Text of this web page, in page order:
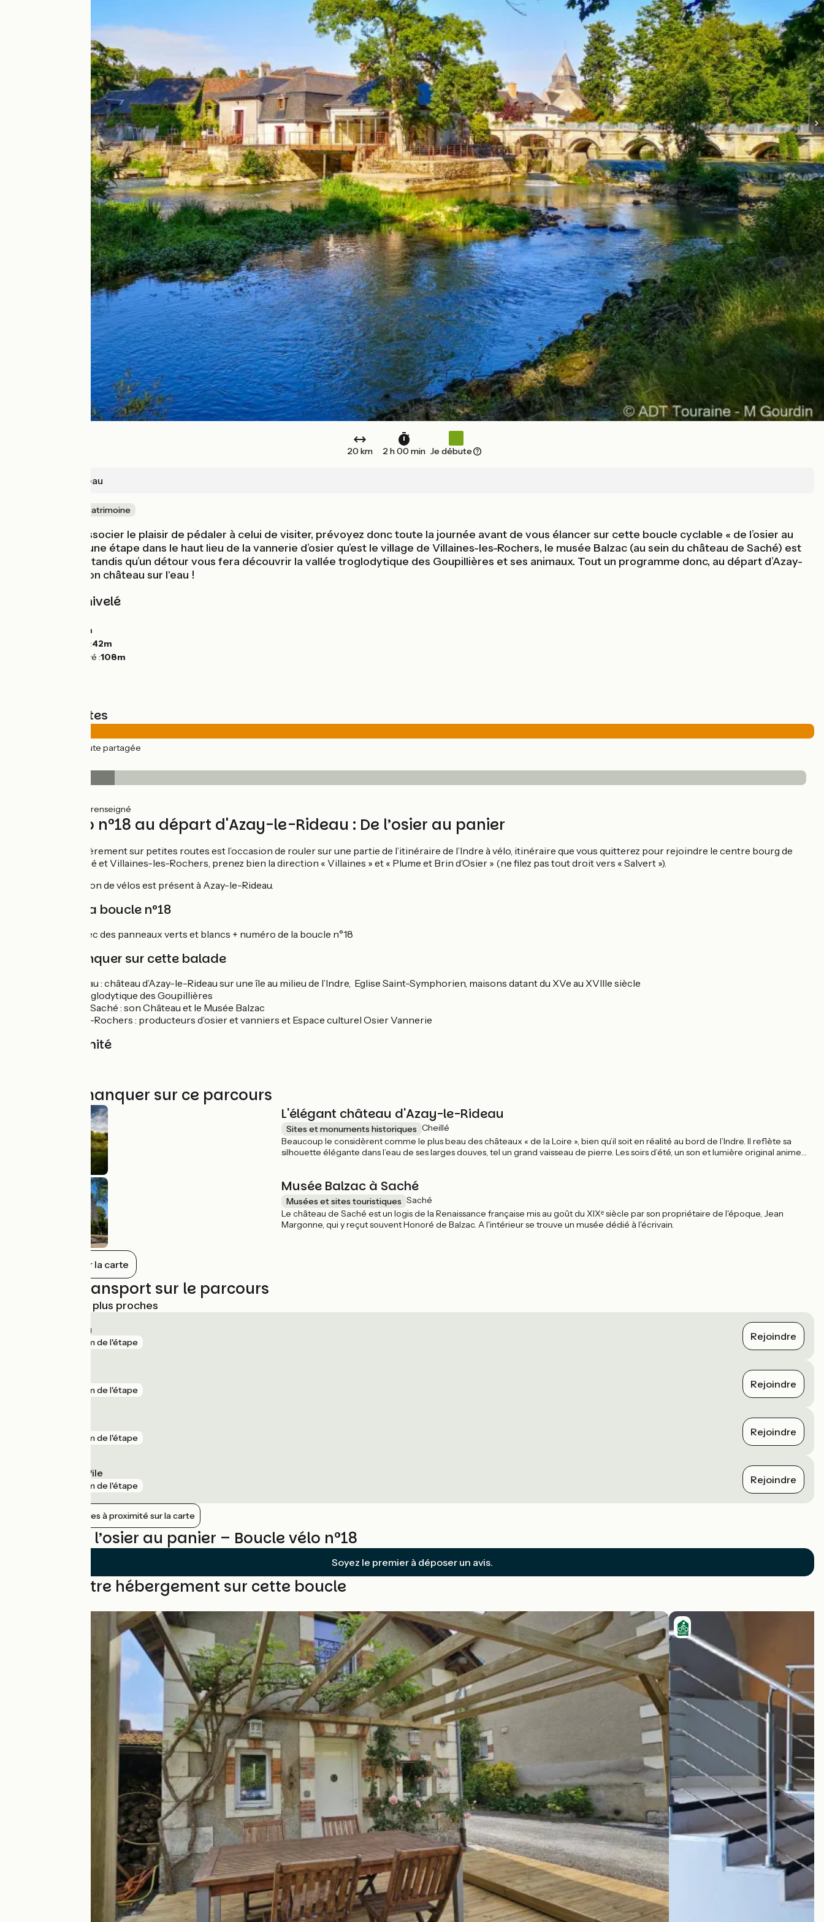
20 km 2 h 00 min Je débute
Azay-le-Rideau
Nature & petit patrimoine
Si vous aimez associer le plaisir de pédaler à celui de visiter, prévoyez donc toute la journée avant de vous élancer sur cette boucle cyclable « de l’osier au
panier ». Outre une étape dans le haut lieu de la vannerie d’osier qu’est le village de Villaines-les-Rochers, le musée Balzac (au sein du château de Saché) est
sur votre route, tandis qu’un détour vous fera découvrir la vallée troglodytique des Goupillières et ses animaux. Tout un programme donc, au départ d’Azay-
le-Rideau… et son château sur l'eau !
Pentes et dénivelé
90m
Point le plus bas :42m
Point le plus élevé :108m
Types de routes
(100%) Route partagée
(86%) Non renseigné
Circuit vélo n°18 au départ d'Azay-le-Rideau : De l’osier au panier
Cette boucle entièrement sur petites routes est l’occasion de rouler sur une partie de l’itinéraire de l’Indre à vélo, itinéraire que vous quitterez pour rejoindre le centre bourg de
Saché. Entre Saché et Villaines-les-Rochers, prenez bien la direction « Villaines » et « Plume et Brin d’Osier » (ne filez pas tout droit vers « Salvert »).
Un point de location de vélos est présent à Azay-le-Rideau.
Balisage de la boucle n°18
Boucle balisée avec des panneaux verts et blancs + numéro de la boucle n°18
À ne pas manquer sur cette balade
Azay le Rideau : château d’Azay-le-Rideau sur une île au milieu de l’Indre, Eglise Saint-Symphorien, maisons datant du XVe au XVIIIe siècle
La Vallée troglodytique des Goupillières
Le village de Saché : son Château et le Musée Balzac
Villaines-les-Rochers : producteurs d’osier et vanniers et Espace culturel Osier Vannerie
Gare à proximité
À ne pas manquer sur ce parcours
L'élégant château d'Azay-le-Rideau
Sites et monuments historiques Cheillé
Beaucoup le considèrent comme le plus beau des châteaux « de la Loire », bien qu’il soit en réalité au bord de l’Indre. Il reflète sa
silhouette élégante dans l’eau de ses larges douves, tel un grand vaisseau de pierre. Les soirs d’été, un son et lumière original anime
Musée Balzac à Saché
Musées et sites touristiques Saché
Le château de Saché est un logis de la Renaissance française mis au goût du XIXᵉ siècle par son propriétaire de l'époque, Jean
Margonne, qui y reçut souvent Honoré de Balzac. A l'intérieur se trouve un musée dédié à l'écrivain.
Tout afficher sur la carte
Trains et transport sur le parcours
Gares SNCF les plus proches
Azay-le-Rideau
2 km de l'étape Rejoindre
6 km de l'étape Rejoindre
9 km de l'étape Rejoindre
Cinq-Mars-la-Pile
9 km de l'étape Rejoindre
Afficher les gares à proximité sur la carte
Avis sur De l’osier au panier – Boucle vélo n°18
Soyez le premier à déposer un avis.
Trouvez votre hébergement sur cette boucle